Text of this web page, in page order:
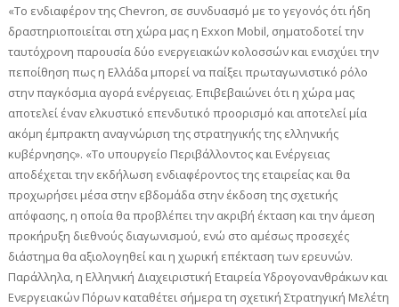
«Το ενδιαφέρον της Chevron, σε συνδυασμό με το γεγονός ότι ήδη
δραστηριοποιείται στη χώρα μας η Exxon Mobil, σηματοδοτεί την
ταυτόχρονη παρουσία δύο ενεργειακών κολοσσών και ενισχύει την
πεποίθηση πως η Ελλάδα μπορεί να παίξει πρωταγωνιστικό ρόλο
στην παγκόσμια αγορά ενέργειας. Επιβεβαιώνει ότι η χώρα μας
αποτελεί έναν ελκυστικό επενδυτικό προορισμό και αποτελεί μία
ακόμη έμπρακτη αναγνώριση της στρατηγικής της ελληνικής
κυβέρνησης». «Το υπουργείο Περιβάλλοντος και Ενέργειας
αποδέχεται την εκδήλωση ενδιαφέροντος της εταιρείας και θα
προχωρήσει μέσα στην εβδομάδα στην έκδοση της σχετικής
απόφασης, η οποία θα προβλέπει την ακριβή έκταση και την άμεση
προκήρυξη διεθνούς διαγωνισμού, ενώ στο αμέσως προσεχές
διάστημα θα αξιολογηθεί και η χωρική επέκταση των ερευνών.
Παράλληλα, η Ελληνική Διαχειριστική Εταιρεία Υδρογονανθράκων και
Ενεργειακών Πόρων καταθέτει σήμερα τη σχετική Στρατηγική Μελέτη